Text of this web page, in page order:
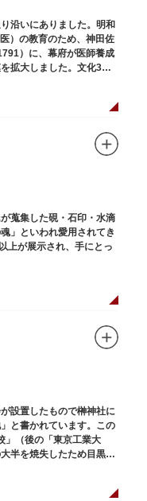
沿いにありました。明和
）の教育のため、神田佐
）に、幕府が医師養成
拡大しました。文化3年
柳原一丁目に移転、再建
至る日本の医学振興に貢
関する案内板や説明版
蒐集した硯・石印・水滴
」といわれ愛用されてき
上が展示され、手にとっ
設置したもので榊神社に
と書かれています。この
」（後の「東京工業大
半を焼失したため目黒に